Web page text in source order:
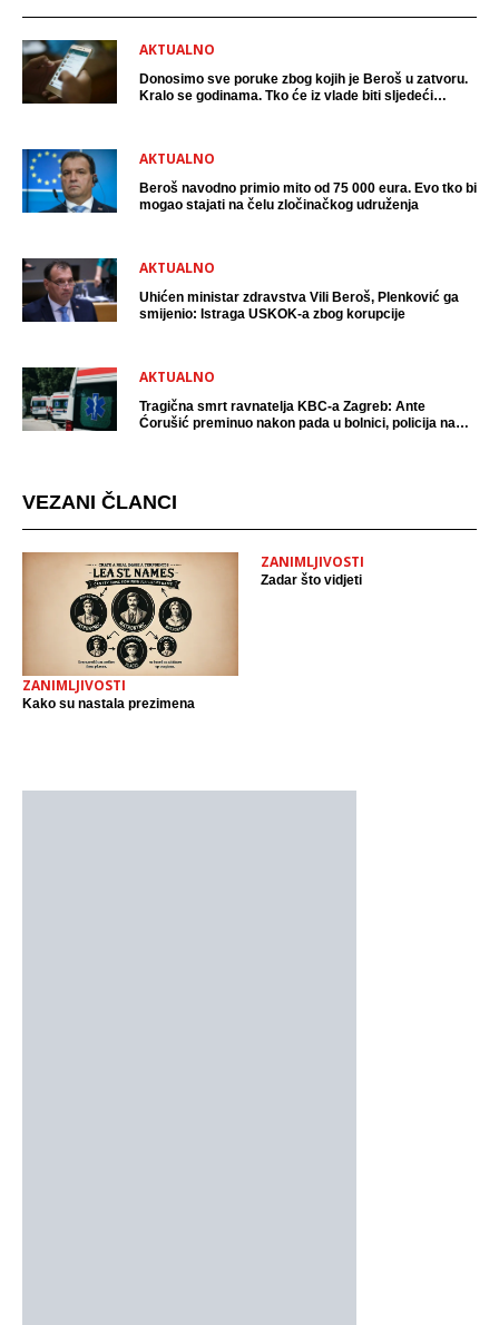
AKTUALNO
Donosimo sve poruke zbog kojih je Beroš u zatvoru.
Kralo se godinama. Tko će iz vlade biti sljedeći
AKTUALNO
Beroš navodno primio mito od 75 000 eura. Evo tko bi
mogao stajati na čelu zločinačkog udruženja
AKTUALNO
Uhićen ministar zdravstva Vili Beroš, Plenković ga
smijenio: Istraga USKOK-a zbog korupcije
AKTUALNO
Tragična smrt ravnatelja KBC-a Zagreb: Ante
Ćorušić preminuo nakon pada u bolnici, policija na
VEZANI ČLANCI
ZANIMLJIVOSTI
Kako su nastala prezimena
ZANIMLJIVOSTI
Zadar što vidjeti